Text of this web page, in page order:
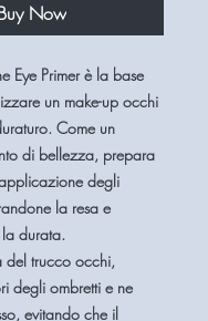
Now
Eye Primer è la base
un make-up occhi
. Come un
di bellezza, prepara
degli
la resa e
durata.
trucco occhi,
degli ombretti e ne
evitando che il